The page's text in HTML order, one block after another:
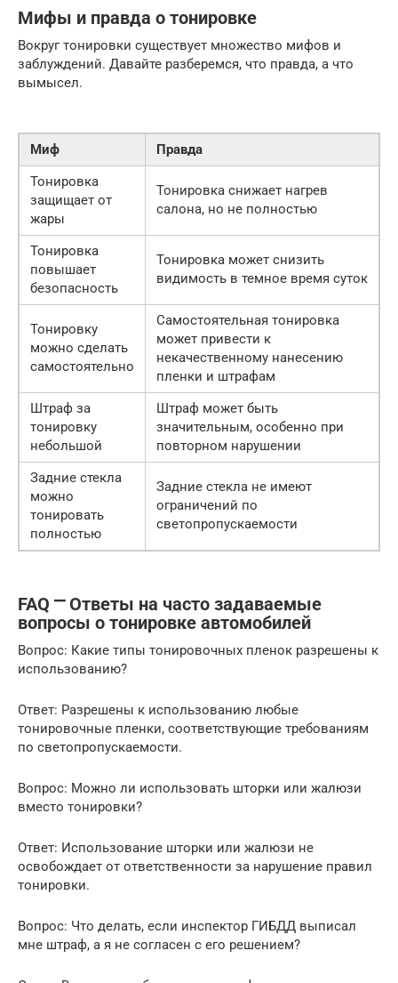
Мифы и правда о тонировке
Вокруг тонировки существует множество мифов и
заблуждений. Давайте разберемся, что правда, а что
вымысел.
Миф
Правда
Тонировка
защищает от
жары
Тонировка снижает нагрев
салона, но не полностью
Тонировка
повышает
безопасность
Тонировка может снизить
видимость в темное время суток
Тонировку
можно сделать
самостоятельно
Самостоятельная тонировка
может привести к
некачественному нанесению
пленки и штрафам
Штраф за
тонировку
небольшой
Штраф может быть
значительным, особенно при
повторном нарушении
Задние стекла
можно
тонировать
полностью
Задние стекла не имеют
ограничений по
светопропускаемости
FAQ ⎻ Ответы на часто задаваемые
вопросы о тонировке автомобилей
Вопрос: Какие типы тонировочных пленок разрешены к
использованию?
Ответ: Разрешены к использованию любые
тонировочные пленки, соответствующие требованиям
по светопропускаемости.
Вопрос: Можно ли использовать шторки или жалюзи
вместо тонировки?
Ответ: Использование шторки или жалюзи не
освобождает от ответственности за нарушение правил
тонировки.
Вопрос: Что делать, если инспектор ГИБДД выписал
мне штраф, а я не согласен с его решением?